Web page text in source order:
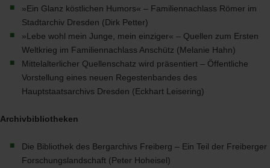
»Ein Glanz köstlichen Humors« – Familiennachlass Römer im
Stadtarchiv Dresden (Dirk Petter)
»Lebe wohl mein Junge, mein einziger« – Quellen zum Ersten
Weltkrieg im Familiennachlass Anschütz (Melanie Hahn)
Mittelalterlicher Quellenschatz wird präsentiert – Öffentliche
Vorstellung eines neuen Regestenbandes des
Hauptstaatsarchivs Dresden (Eckhart Leisering)
Archivbibliotheken
Die Bibliothek des Bergarchivs Freiberg – Ein Teil der Freiberger
Forschungslandschaft (Peter Hoheisel)